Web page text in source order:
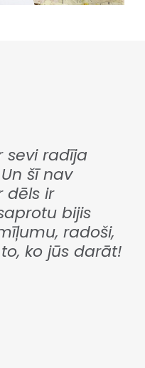
sevi radīja
šī nav
dēls ir
bijis
radoši,
ko jūs darāt!